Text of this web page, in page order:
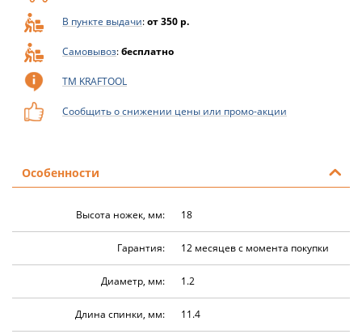
В пункте выдачи:от 350 р.
Самовывоз:бесплатно
ТМ KRAFTOOL
Сообщить о снижении цены или промо-акции
Особенности
Высота ножек, мм: 18
Гарантия: 12 месяцев с момента покупки
Диаметр, мм: 1.2
Длина спинки, мм: 11.4